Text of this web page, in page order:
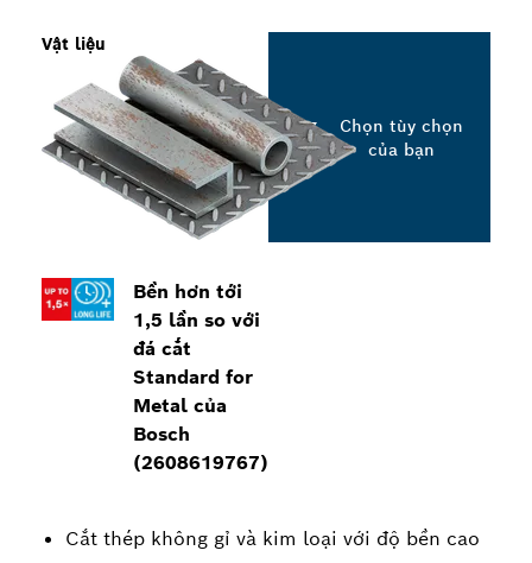
Bền hơn tới
1,5 lần so với
đá cắt
Standard for
Metal của
Bosch
(2608619767)
Cắt thép không gỉ và kim loại với độ bền cao
Vật liệu
Chọn tùy chọn
của bạn